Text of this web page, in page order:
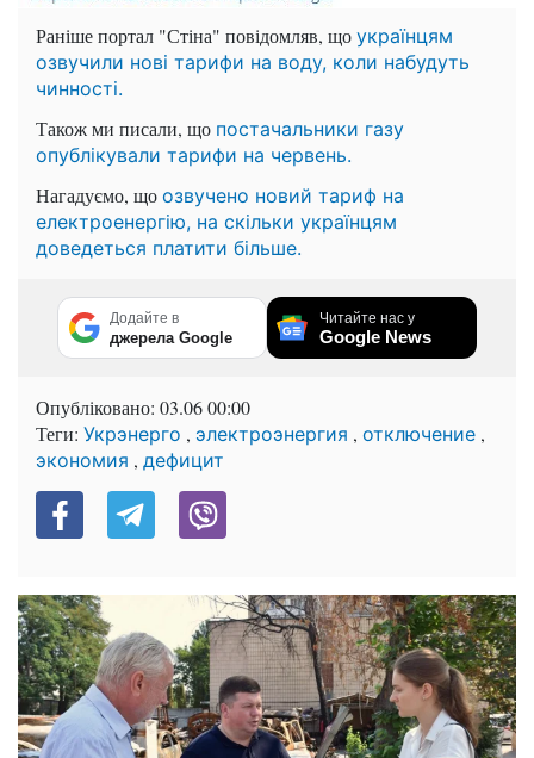
Раніше портал "Стіна" повідомляв, що українцям
озвучили нові тарифи на воду, коли набудуть
чинності.
Також ми писали, що постачальники газу
опублікували тарифи на червень.
Нагадуємо, що озвучено новий тариф на
електроенергію, на скільки українцям
доведеться платити більше.
Додайте в
джерела Google
Читайте нас у
Google News
Опубліковано: 03.06 00:00
Теги: Укрэнерго , электроэнергия , отключение ,
экономия , дефицит